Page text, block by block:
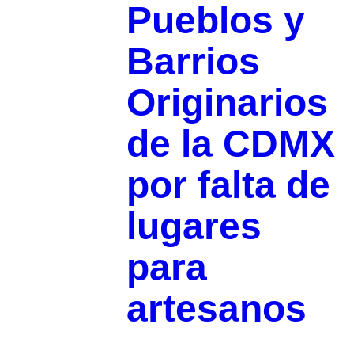
Pueblos y
Barrios
Originarios
de la CDMX
por falta de
lugares
para
artesanos